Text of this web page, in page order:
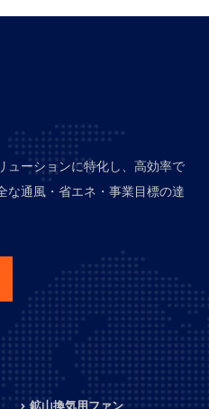
ューションに特化し、高効率で
な通風・省エネ・事業目標の達